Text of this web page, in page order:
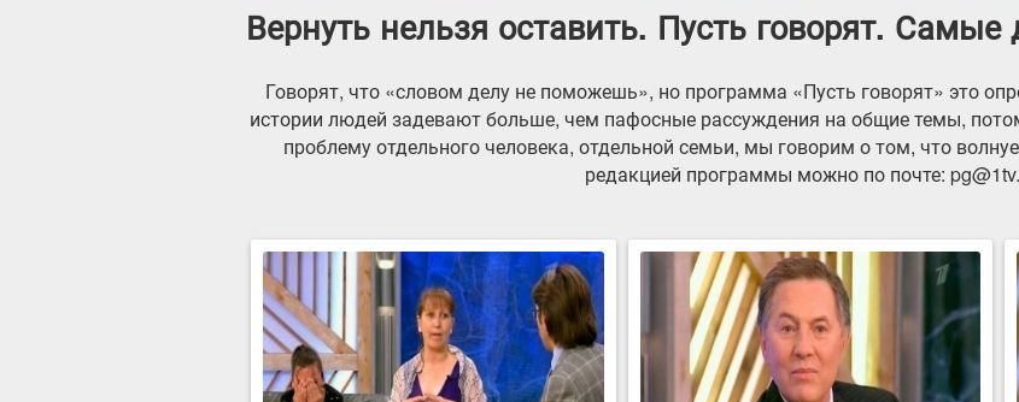
Вернуть нельзя оставить. Пусть говорят.
Говорят, что «словом делу не поможешь», но программа «Пусть говорят» это
истории людей задевают больше, чем пафосные рассуждения на общие темы,
проблему отдельного человека, отдельной семьи, мы говорим о том, что
редакцией программы можно по почте: